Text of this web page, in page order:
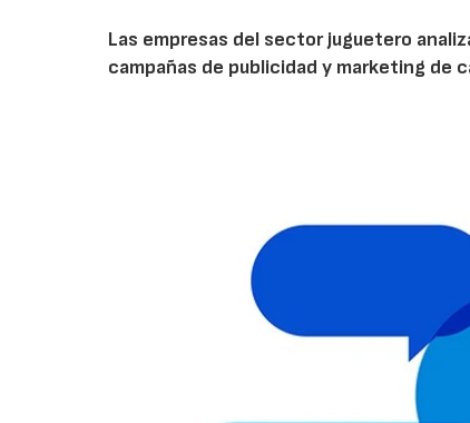
Las empresas del sector juguetero
campañas de publicidad y marketing de